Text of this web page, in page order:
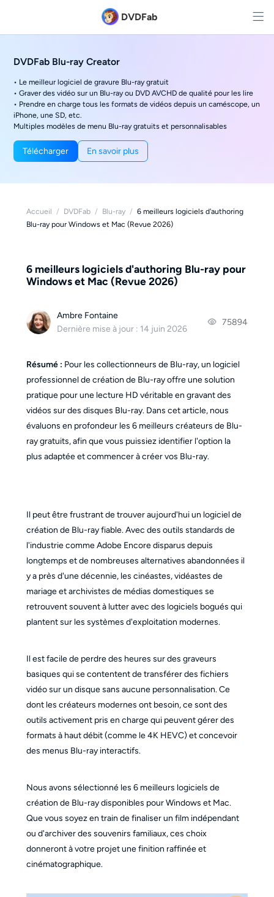
DVDFab
DVDFab Blu-ray Creator
• Le meilleur logiciel de gravure Blu-ray gratuit
• Graver des vidéo sur un Blu-ray ou DVD AVCHD de qualité pour les lire
• Prendre en charge tous les formats de vidéos depuis un caméscope, un
iPhone, une SD, etc.
Multiples modèles de menu Blu-ray gratuits et personnalisables
Télécharger En savoir plus
Accueil / DVDFab / Blu-ray / 6 meilleurs logiciels d'authoring
Blu-ray pour Windows et Mac (Revue 2026)
6 meilleurs logiciels d'authoring Blu-ray pour
Windows et Mac (Revue 2026)
Ambre Fontaine
Dernière mise à jour : 14 juin 2026
75894
Résumé : Pour les collectionneurs de Blu-ray, un logiciel
professionnel de création de Blu-ray offre une solution
pratique pour une lecture HD véritable en gravant des
vidéos sur des disques Blu-ray. Dans cet article, nous
évaluons en profondeur les 6 meilleurs créateurs de Blu-
ray gratuits, afin que vous puissiez identifier l'option la
plus adaptée et commencer à créer vos Blu-ray.
Il peut être frustrant de trouver aujourd'hui un logiciel de
création de Blu-ray fiable. Avec des outils standards de
l'industrie comme Adobe Encore disparus depuis
longtemps et de nombreuses alternatives abandonnées il
y a près d'une décennie, les cinéastes, vidéastes de
mariage et archivistes de médias domestiques se
retrouvent souvent à lutter avec des logiciels bogués qui
plantent sur les systèmes d'exploitation modernes.
Il est facile de perdre des heures sur des graveurs
basiques qui se contentent de transférer des fichiers
vidéo sur un disque sans aucune personnalisation. Ce
dont les créateurs modernes ont besoin, ce sont des
outils activement pris en charge qui peuvent gérer des
formats à haut débit (comme le 4K HEVC) et concevoir
des menus Blu-ray interactifs.
Nous avons sélectionné les 6 meilleurs logiciels de
création de Blu-ray disponibles pour Windows et Mac.
Que vous soyez en train de finaliser un film indépendant
ou d'archiver des souvenirs familiaux, ces choix
donneront à votre projet une finition raffinée et
cinématographique.